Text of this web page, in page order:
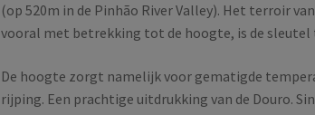
(op 520m in de Pinhão River Valley). Het terroir
vooral met betrekking tot de hoogte, is de sleutel
De hoogte zorgt namelijk voor gematigde
rijping. Een prachtige uitdrukking van de Douro.